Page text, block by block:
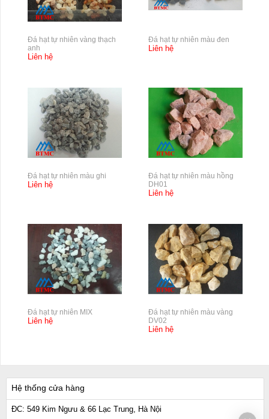
Đá hạt tự nhiên vàng thạch
anh
Liên hệ
Đá hạt tự nhiên màu đen
Liên hệ
Đá hạt tự nhiên màu ghi
Liên hệ
Đá hạt tự nhiên màu hồng
DH01
Liên hệ
Đá hạt tự nhiên MIX
Liên hệ
Đá hạt tự nhiên màu vàng
DV02
Liên hệ
Hệ thống cửa hàng
ĐC: 549 Kim Ngưu & 66 Lạc Trung, Hà Nội